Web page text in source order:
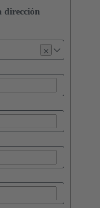
dirección